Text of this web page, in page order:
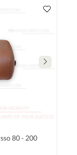
80 - 200